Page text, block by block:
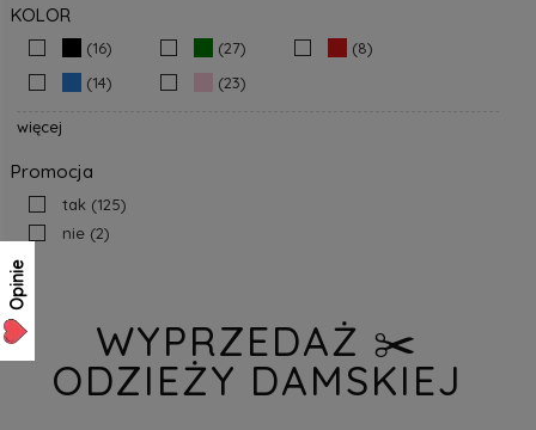
KOLOR
(16) (27)
(8)
(14)
(23)
więcej
Promocja
tak (125)
nie (2)
WYPRZEDAŻ ✂️
ODZIEŻY DAMSKIEJ
Opinie